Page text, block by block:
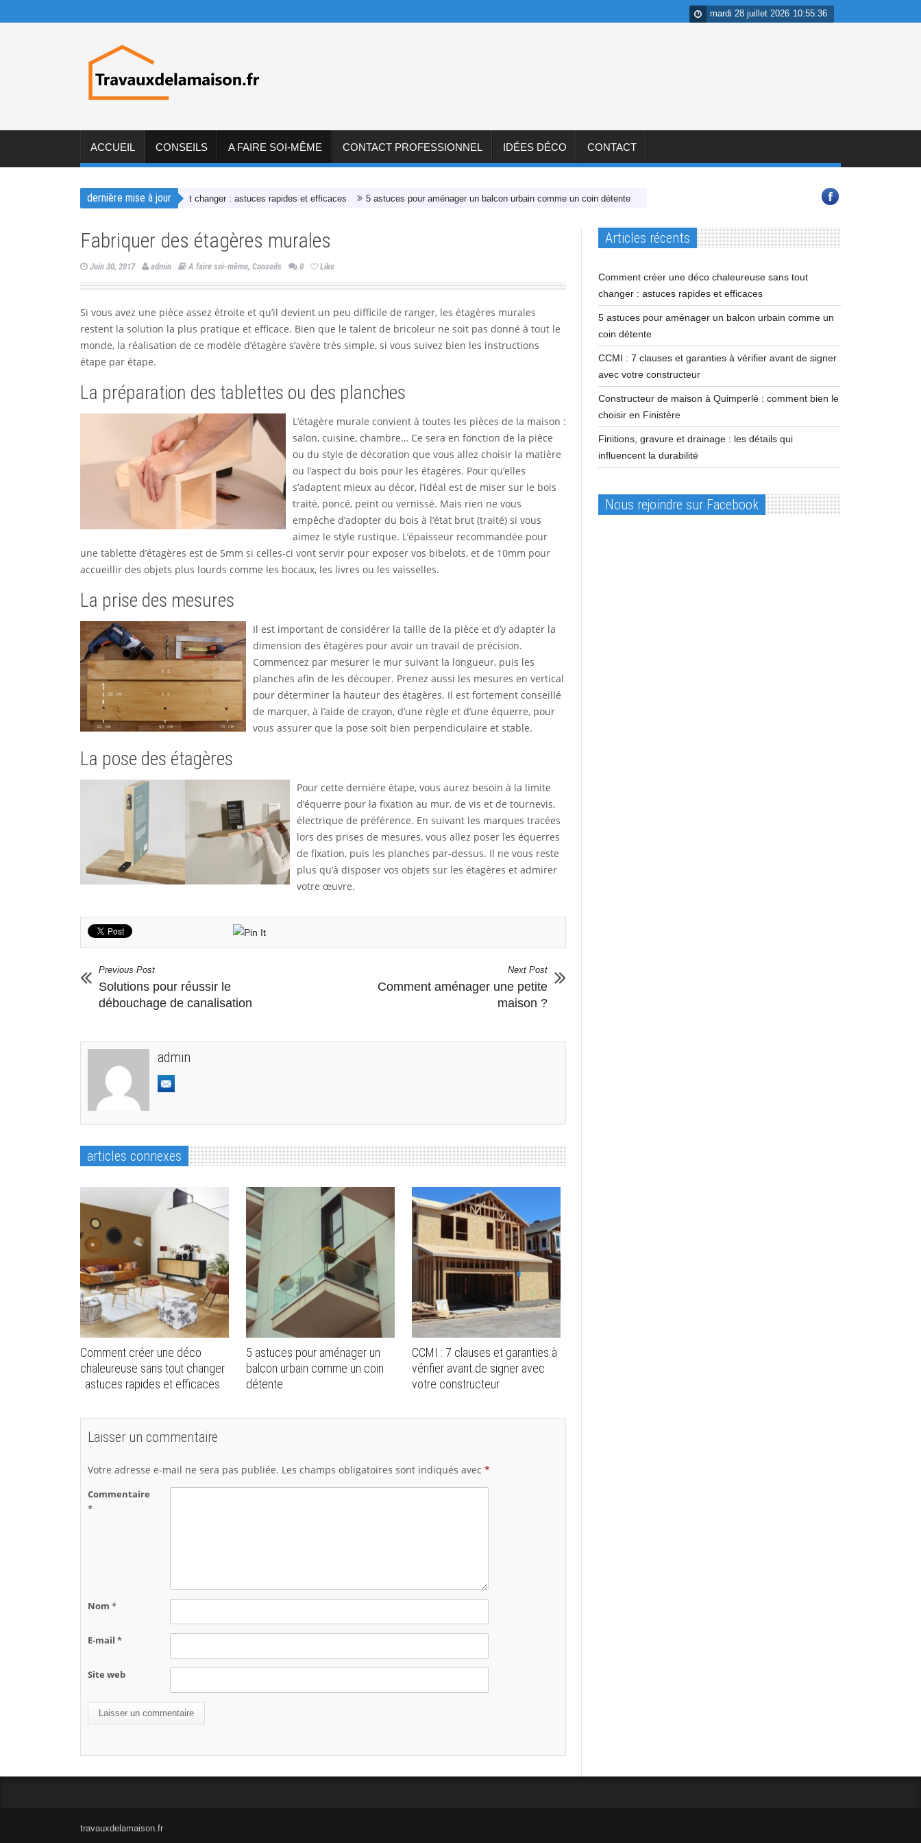
mardi 28 juillet 2026 10:55:36
ACCUEIL CONSEILS A FAIRE SOI-MÊME CONTACT PROFESSIONNEL IDÉES DÉCO CONTACT
dernière mise à jour
créer une déco chaleureuse sans tout changer : astuces rapides et efficaces 5 astuces pour aménager un balcon urbain comme un coin détente CCMI : 7 clauses et garanties à vérifier avant de signer avec votre
Fabriquer des étagères murales
Juin 30, 2017 admin A faire soi-même, Conseils 0 Like
Si vous avez une pièce assez étroite et qu’il devient un peu difficile de ranger, les étagères murales
restent la solution la plus pratique et efficace. Bien que le talent de bricoleur ne soit pas donné à tout le
monde, la réalisation de ce modèle d’étagère s’avère très simple, si vous suivez bien les instructions
étape par étape.
La préparation des tablettes ou des planches
L’étagère murale convient à toutes les pièces de la maison :
salon, cuisine, chambre… Ce sera en fonction de la pièce
ou du style de décoration que vous allez choisir la matière
ou l’aspect du bois pour les étagères. Pour qu’elles
s’adaptent mieux au décor, l’idéal est de miser sur le bois
traité, poncé, peint ou vernissé. Mais rien ne vous
empêche d’adopter du bois à l’état brut (traité) si vous
aimez le style rustique. L’épaisseur recommandée pour
une tablette d’étagères est de 5mm si celles-ci vont servir pour exposer vos bibelots, et de 10mm pour
accueillir des objets plus lourds comme les bocaux, les livres ou les vaisselles.
La prise des mesures
Il est important de considérer la taille de la pièce et d’y adapter la
dimension des étagères pour avoir un travail de précision.
Commencez par mesurer le mur suivant la longueur, puis les
planches afin de les découper. Prenez aussi les mesures en vertical
pour déterminer la hauteur des étagères. Il est fortement conseillé
de marquer, à l’aide de crayon, d’une règle et d’une équerre, pour
vous assurer que la pose soit bien perpendiculaire et stable.
La pose des étagères
Pour cette dernière étape, vous aurez besoin à la limite
d’équerre pour la fixation au mur, de vis et de tournevis,
électrique de préférence. En suivant les marques tracées
lors des prises de mesures, vous allez poser les équerres
de fixation, puis les planches par-dessus. Il ne vous reste
plus qu’à disposer vos objets sur les étagères et admirer
votre œuvre.
Previous Post
Solutions pour réussir le
débouchage de canalisation
Next Post
Comment aménager une petite
maison ?
admin
articles connexes
Comment créer une déco
chaleureuse sans tout changer
: astuces rapides et efficaces
5 astuces pour aménager un
balcon urbain comme un coin
détente
CCMI : 7 clauses et garanties à
vérifier avant de signer avec
votre constructeur
Laisser un commentaire
Votre adresse e-mail ne sera pas publiée. Les champs obligatoires sont indiqués avec *
Commentaire
*
Nom *
E-mail *
Site web
Articles récents
Comment créer une déco chaleureuse sans tout
changer : astuces rapides et efficaces
5 astuces pour aménager un balcon urbain comme un
coin détente
CCMI : 7 clauses et garanties à vérifier avant de signer
avec votre constructeur
Constructeur de maison à Quimperlé : comment bien le
choisir en Finistère
Finitions, gravure et drainage : les détails qui
influencent la durabilité
Nous rejoindre sur Facebook
travauxdelamaison.fr